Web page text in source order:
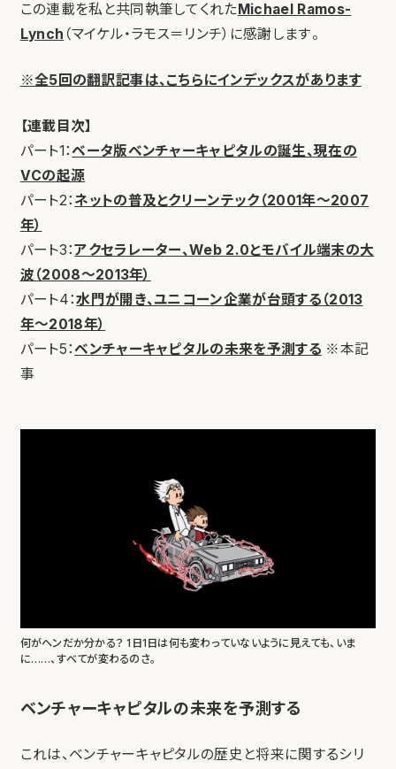
この連載を私と共同執筆してくれたMichael Ramos-
Lynch （マイケル・ラモス＝リンチ）に感謝します。
※全5回の翻訳記事は、こちらにインデックスがあります
【連載目次】
パート1：ベータ版ベンチャーキャピタルの誕生、現在の
VCの起源
パート2： ネットの普及とクリーンテック（2001年～2007
年）
パート3：アクセラレーター、Web 2.0とモバイル端末の大
波（2008〜2013年）
パート4：水門が開き、ユニコーン企業が台頭する（2013
年〜2018年）
パート5：ベンチャーキャピタルの未来を予測する ※本記
事
何がヘンだか分かる？ 1日1日は何も変わっていないように見えても、いま
に……、すべてが変わるのさ。
ベンチャーキャピタルの未来を予測する
これは、ベンチャーキャピタルの歴史と将来に関するシリ